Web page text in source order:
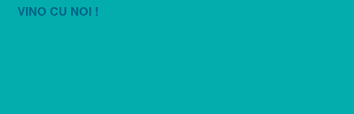
VINO CU NOI !